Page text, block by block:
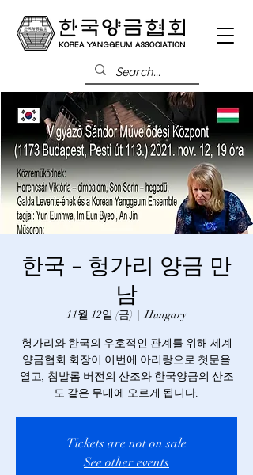
한국 - 헝가리 양금 만
남
11월 12일 (금)
  |
Hungary
헝가리와 한국의 우호적인 관계를 위해 세계
양금협회 회장이 이번에 아리랑으로 첫문을
열고, 침발롬 버전의 산조와 한국양금의 산조
도 같은 무대에 오르게 됩니다.
Tickets are not on sale
See other events